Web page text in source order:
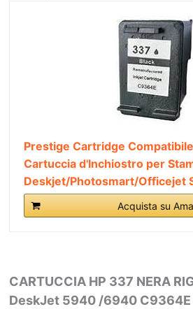
Prestige Cartridge
Cartuccia d'Inchiostro per
Deskjet/Photosmart/Officejet
Acquista su
CARTUCCIA HP 337 NERA
DeskJet 5940 /6940 C9364E